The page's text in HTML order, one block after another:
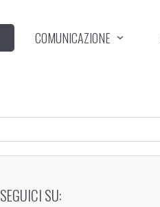
COMUNICAZIONE
SEGUICI SU: